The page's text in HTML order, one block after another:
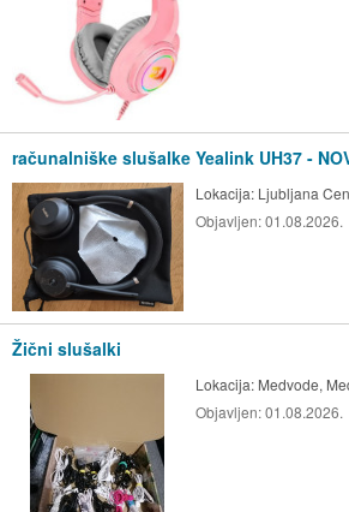
računalniške slušalke Yealink UH37 -
Lokacija: Ljubljana
Objavljen:01.08.2026.
Žični slušalki
Lokacija: Medvode,
Objavljen:01.08.2026.